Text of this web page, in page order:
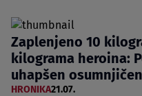
Zaplenjeno 10
kilograma heroina:
uhapšen
HRONIKA21.07.